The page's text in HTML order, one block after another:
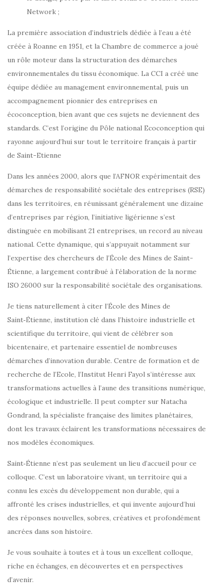
Network ;
La première association d’industriels dédiée à l’eau a été
créée à Roanne en 1951, et la Chambre de commerce a joué
un rôle moteur dans la structuration des démarches
environnementales du tissu économique. La CCI a créé une
équipe dédiée au management environnemental, puis un
accompagnement pionnier des entreprises en
écoconception, bien avant que ces sujets ne deviennent des
standards. C’est l’origine du Pôle national Ecoconception qui
rayonne aujourd’hui sur tout le territoire français à partir
de Saint-Etienne
Dans les années 2000, alors que l’AFNOR expérimentait des
démarches de responsabilité sociétale des entreprises (RSE)
dans les territoires, en réunissant généralement une dizaine
d’entreprises par région, l’initiative ligérienne s’est
distinguée en mobilisant 21 entreprises, un record au niveau
national. Cette dynamique, qui s’appuyait notamment sur
l’expertise des chercheurs de l’École des Mines de Saint-
Étienne, a largement contribué à l’élaboration de la norme
ISO 26000 sur la responsabilité sociétale des organisations.
Je tiens naturellement à citer l’École des Mines de
Saint‑Étienne, institution clé dans l’histoire industrielle et
scientifique du territoire, qui vient de célébrer son
bicentenaire, et partenaire essentiel de nombreuses
démarches d’innovation durable. Centre de formation et de
recherche de l’Ecole, l’Institut Henri Fayol s’intéresse aux
transformations actuelles à l’aune des transitions numérique,
écologique et industrielle. Il peut compter sur Natacha
Gondrand, la spécialiste française des limites planétaires,
dont les travaux éclairent les transformations nécessaires de
nos modèles économiques.
Saint‑Étienne n’est pas seulement un lieu d’accueil pour ce
colloque. C’est un laboratoire vivant, un territoire qui a
connu les excès du développement non durable, qui a
affronté les crises industrielles, et qui invente aujourd’hui
des réponses nouvelles, sobres, créatives et profondément
ancrées dans son histoire.
Je vous souhaite à toutes et à tous un excellent colloque,
riche en échanges, en découvertes et en perspectives
d’avenir.